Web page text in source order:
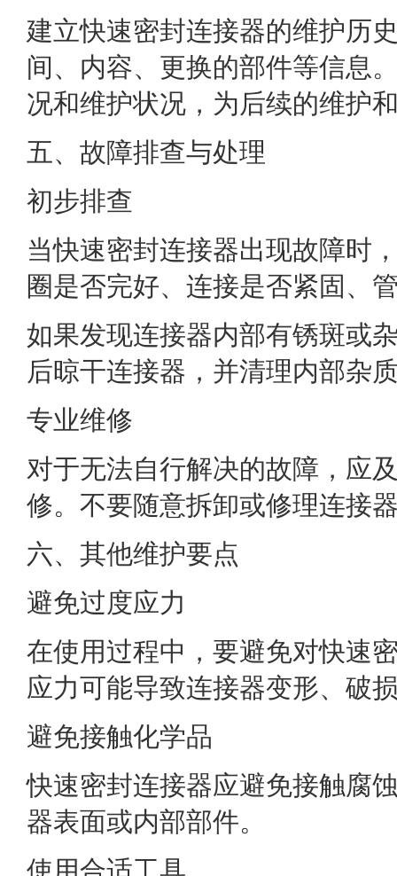
建立快速密封连接器的维护历
间、内容、更换的部件等信息
况和维护状况，为后续的维护
五、故障排查与处理
初步排查
当快速密封连接器出现故障时
圈是否完好、连接是否紧固、
如果发现连接器内部有锈斑或
后晾干连接器，并清理内部杂
专业维修
对于无法自行解决的故障，应
修。不要随意拆卸或修理连接
六、其他维护要点
避免过度应力
在使用过程中，要避免对快速
应力可能导致连接器变形、破
避免接触化学品
快速密封连接器应避免接触腐
器表面或内部部件。
使用合适工具